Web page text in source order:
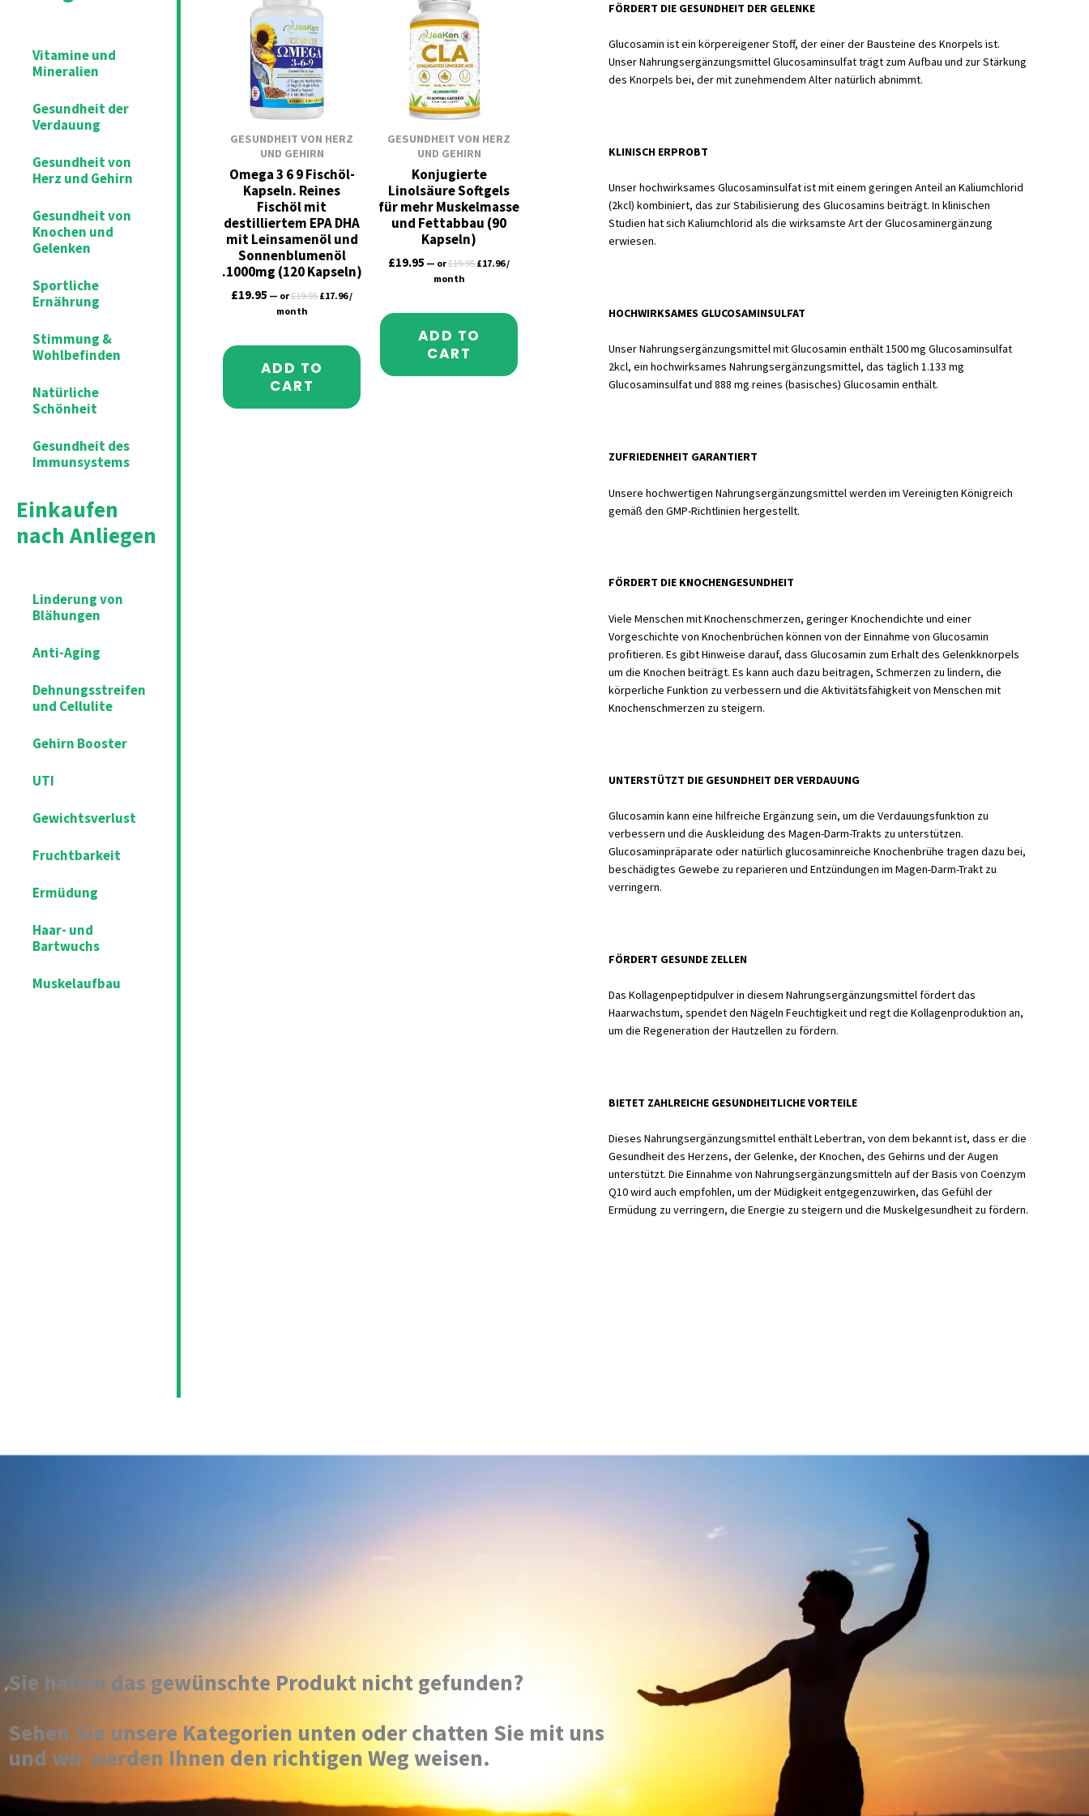
Vitamine und
Mineralien
Gesundheit der
Verdauung
Gesundheit von
Herz und Gehirn
Gesundheit von
Knochen und
Gelenken
Sportliche
Ernährung
Stimmung &
Wohlbefinden
Natürliche
Schönheit
Gesundheit des
Immunsystems
Einkaufen
nach Anliegen
Linderung von
Blähungen
Anti-Aging
Dehnungsstreifen
und Cellulite
Gehirn Booster
UTI
Gewichtsverlust
Fruchtbarkeit
Ermüdung
Haar- und
Bartwuchs
Muskelaufbau
GESUNDHEIT VON HERZ
UND GEHIRN
Omega 3 6 9 Fischöl-
Kapseln. Reines
Fischöl mit
destilliertem EPA DHA
mit Leinsamenöl und
Sonnenblumenöl
.1000mg (120 Kapseln)
£19.95 — or£19.95
was:
£19.95.
£17.96/
month
ADD TO
CART
GESUNDHEIT VON HERZ
UND GEHIRN
Konjugierte
Linolsäure Softgels
für mehr Muskelmasse
und Fettabbau (90
Kapseln)
£19.95 — or£19.95
£19.95.
£17.96/
month
ADD TO
CART
FÖRDERT DIE GESUNDHEIT DER GELENKE
Glucosamin ist ein körpereigener Stoff, der einer der Bausteine des Knorpels ist.
Unser Nahrungsergänzungsmittel Glucosaminsulfat trägt zum Aufbau und zur Stärkung
des Knorpels bei, der mit zunehmendem Alter natürlich abnimmt.
KLINISCH ERPROBT
Unser hochwirksames Glucosaminsulfat ist mit einem geringen Anteil an Kaliumchlorid
(2kcl) kombiniert, das zur Stabilisierung des Glucosamins beiträgt. In klinischen
Studien hat sich Kaliumchlorid als die wirksamste Art der Glucosaminergänzung
erwiesen.
HOCHWIRKSAMES GLUCOSAMINSULFAT
Unser Nahrungsergänzungsmittel mit Glucosamin enthält 1500 mg Glucosaminsulfat
2kcl, ein hochwirksames Nahrungsergänzungsmittel, das täglich 1.133 mg
Glucosaminsulfat und 888 mg reines (basisches) Glucosamin enthält.
ZUFRIEDENHEIT GARANTIERT
Unsere hochwertigen Nahrungsergänzungsmittel werden im Vereinigten Königreich
gemäß den GMP-Richtlinien hergestellt.
FÖRDERT DIE KNOCHENGESUNDHEIT
Viele Menschen mit Knochenschmerzen, geringer Knochendichte und einer
Vorgeschichte von Knochenbrüchen können von der Einnahme von Glucosamin
profitieren. Es gibt Hinweise darauf, dass Glucosamin zum Erhalt des Gelenkknorpels
um die Knochen beiträgt. Es kann auch dazu beitragen, Schmerzen zu lindern, die
körperliche Funktion zu verbessern und die Aktivitätsfähigkeit von Menschen mit
Knochenschmerzen zu steigern.
UNTERSTÜTZT DIE GESUNDHEIT DER VERDAUUNG
Glucosamin kann eine hilfreiche Ergänzung sein, um die Verdauungsfunktion zu
verbessern und die Auskleidung des Magen-Darm-Trakts zu unterstützen.
Glucosaminpräparate oder natürlich glucosaminreiche Knochenbrühe tragen dazu bei,
beschädigtes Gewebe zu reparieren und Entzündungen im Magen-Darm-Trakt zu
verringern.
FÖRDERT GESUNDE ZELLEN
Das Kollagenpeptidpulver in diesem Nahrungsergänzungsmittel fördert das
Haarwachstum, spendet den Nägeln Feuchtigkeit und regt die Kollagenproduktion an,
um die Regeneration der Hautzellen zu fördern.
BIETET ZAHLREICHE GESUNDHEITLICHE VORTEILE
Dieses Nahrungsergänzungsmittel enthält Lebertran, von dem bekannt ist, dass er die
Gesundheit des Herzens, der Gelenke, der Knochen, des Gehirns und der Augen
unterstützt. Die Einnahme von Nahrungsergänzungsmitteln auf der Basis von Coenzym
Q10 wird auch empfohlen, um der Müdigkeit entgegenzuwirken, das Gefühl der
Ermüdung zu verringern, die Energie zu steigern und die Muskelgesundheit zu fördern.
Sie haben das gewünschte Produkt nicht gefunden?
Sehen Sie unsere Kategorien unten oder chatten Sie mit uns
und wir werden Ihnen den richtigen Weg weisen.